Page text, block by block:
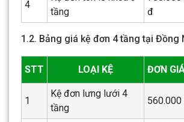
4
tầng
đ
1.2. Bảng giá kệ đơn 4 tầng tại Đồng
STT LOẠI KỆ ĐƠN
1
Kệ đơn lưng lưới 4
tầng